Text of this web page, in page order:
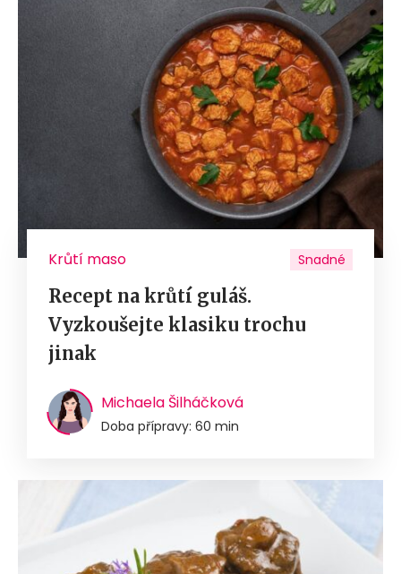
Krůtí maso Snadné
Recept na krůtí guláš.
Vyzkoušejte klasiku trochu
jinak
Michaela Šilháčková
Doba přípravy: 60 min